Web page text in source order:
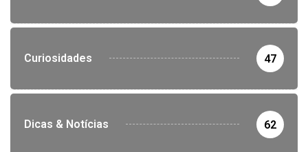
Curiosidades 47
Dicas & Notícias 62